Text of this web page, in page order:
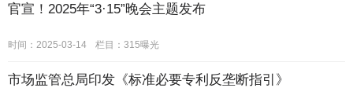
官宣！2025年“3·15”晚会主题发布
时间：2025-03-14 栏目： 315曝光
市场监管总局印发《标准必要专利反垄断指引》